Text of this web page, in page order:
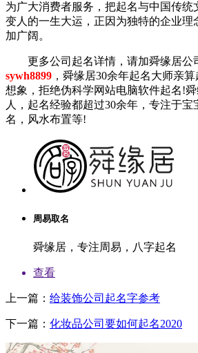
为广大消费者服务，把起名与中国传统
变人的一生大运，正因为独特的企业理
加广阔。
更多公司起名详情，请加舜缘居公
sywh8899 ，舜缘居30余年起名大师亲
想象，拒绝伪科学网站电脑软件起名!
人，起名经验都超过30余年，专注于
名，风水布置等!
周易取名
舜缘居，专注周易，八字起名
查看
上一篇： 给装饰公司起名字参考
下一篇： 化妆品公司要如何起名2020